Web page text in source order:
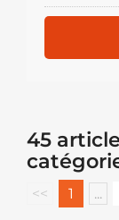
45
<< 1 ...